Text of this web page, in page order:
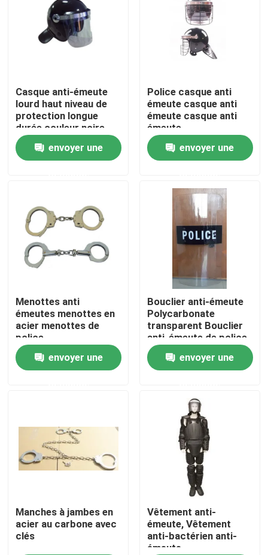
À la maison
Produits
À propos de nous
Visite de l'usine
Nouvelles
Demandez un devis
Usage tactique militaire
Gilet à l'épreuve des balles tactique militaire
Casque anti-émeute
lourd haut niveau de
protection longue
durée couleur noire
envoyer une
Police casque anti
émeute casque anti
émeute casque anti
émeute
envoyer une
Menottes anti
émeutes menottes en
acier menottes de
police
envoyer une
Bouclier anti-émeute
Polycarbonate
transparent Bouclier
anti-émeute de police
envoyer une
Manches à jambes en
acier au carbone avec
clés
Vêtement anti-
émeute, Vêtement
anti-bactérien anti-
émeute.